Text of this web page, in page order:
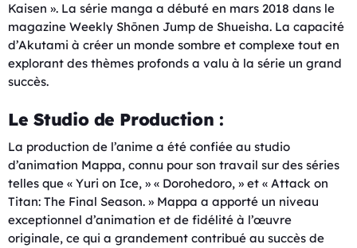
Kaisen ». La série manga a débuté en mars 2018 dans le
magazine Weekly Shōnen Jump de Shueisha. La capacité
d’Akutami à créer un monde sombre et complexe tout en
explorant des thèmes profonds a valu à la série un grand
succès.
Le Studio de Production :
La production de l’anime a été confiée au studio
d’animation Mappa, connu pour son travail sur des séries
telles que « Yuri on Ice, » « Dorohedoro, » et « Attack on
Titan: The Final Season. » Mappa a apporté un niveau
exceptionnel d’animation et de fidélité à l’œuvre
originale, ce qui a grandement contribué au succès de